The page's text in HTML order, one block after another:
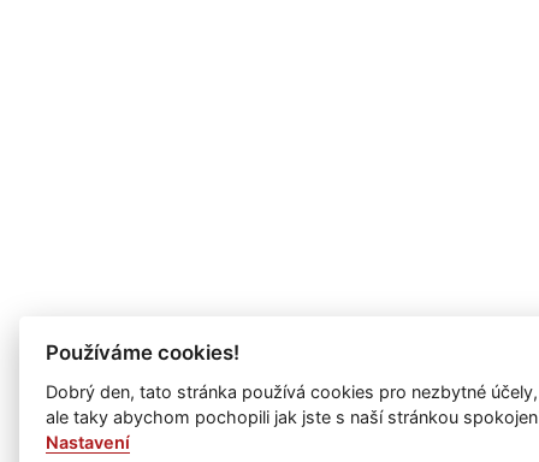
Používáme cookies!
Dobrý den, tato stránka používá cookies pro nezbytné účely,
ale taky abychom pochopili jak jste s naší stránkou
Nastavení